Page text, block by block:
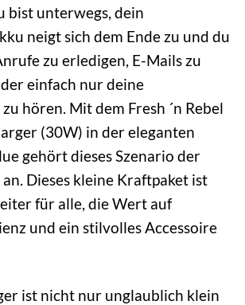
bist unterwegs, dein
neigt sich dem Ende zu und du
zu erledigen, E-Mails zu
einfach nur deine
hören. Mit dem Fresh ´n Rebel
(30W) in der eleganten
gehört dieses Szenario der
Dieses kleine Kraftpaket ist
für alle, die Wert auf
und ein stilvolles Accessoire
ist nicht nur unglaublich klein